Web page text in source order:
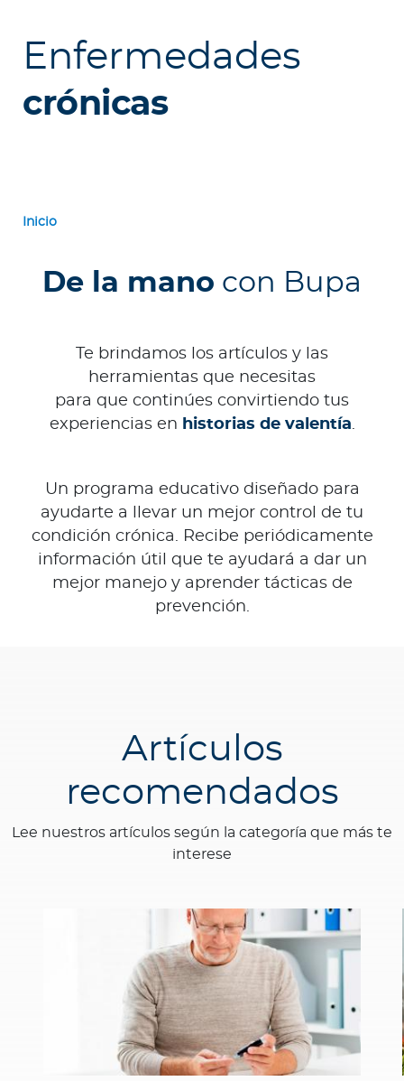
Contáctanos
Enfermedades
crónicas
Inicio
De la mano con Bupa
Te brindamos los artículos y las
herramientas que necesitas
para que continúes convirtiendo tus
experiencias en historias de valentía.
Un programa educativo diseñado para
ayudarte a llevar un mejor control de tu
condición crónica. Recibe periódicamente
información útil que te ayudará a dar un
mejor manejo y aprender tácticas de
prevención.
Artículos
recomendados
Lee nuestros artículos según la categoría que más te
interese